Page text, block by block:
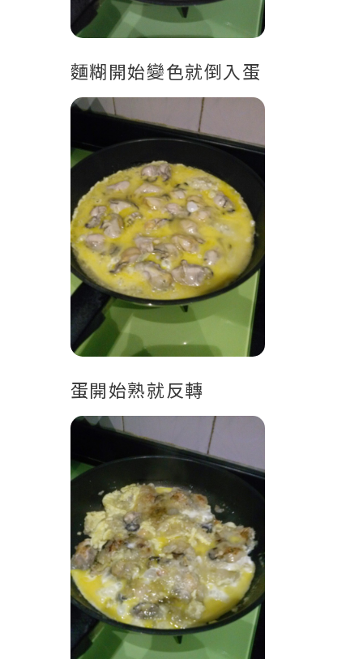
麵糊開始變色就倒入蛋
蛋開始熟就反轉